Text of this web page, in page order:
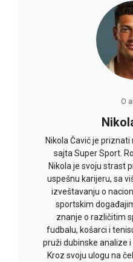
O
Nikola Čavić je
sajta Super Sport.
Nikola je svoju strast
uspešnu karijeru, sa
izveštavanju o
sportskim
znanje o različitim
fudbalu, košarci i
pruži dubinske analize
Kroz svoju ulogu na